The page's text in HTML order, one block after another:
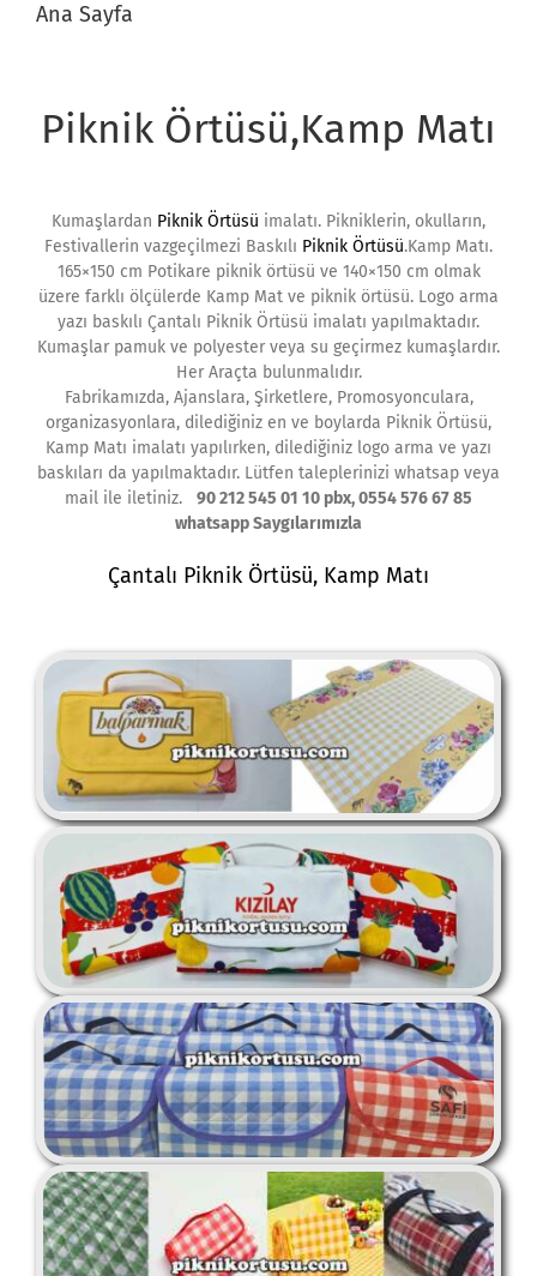
Ana Sayfa
Piknik Örtüsü,Kamp Matı
Kumaşlardan Piknik Örtüsü imalatı. Pikniklerin, okulların,
Festivallerin vazgeçilmezi Baskılı Piknik Örtüsü.Kamp Matı.
165×150 cm Potikare piknik örtüsü ve 140×150 cm olmak
üzere farklı ölçülerde Kamp Mat ve piknik örtüsü. Logo arma
yazı baskılı Çantalı Piknik Örtüsü imalatı yapılmaktadır.
Kumaşlar pamuk ve polyester veya su geçirmez kumaşlardır.
Her Araçta bulunmalıdır.
Fabrikamızda, Ajanslara, Şirketlere, Promosyonculara,
organizasyonlara, dilediğiniz en ve boylarda Piknik Örtüsü,
Kamp Matı imalatı yapılırken, dilediğiniz logo arma ve yazı
baskıları da yapılmaktadır. Lütfen taleplerinizi whatsap veya
mail ile iletiniz. 90 212 545 01 10 pbx, 0554 576 67 85
whatsapp Saygılarımızla
Çantalı Piknik Örtüsü, Kamp Matı